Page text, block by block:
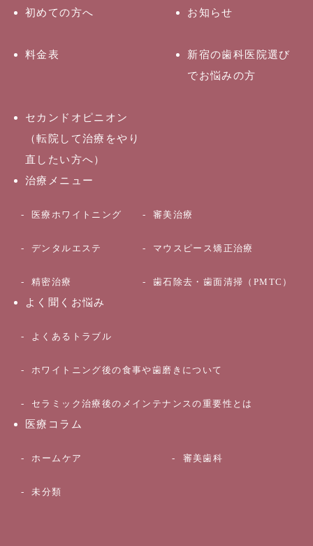
初めての方へ お知らせ
料金表
新宿の歯科医院選び
でお悩みの方
セカンドオピニオン
（転院して治療をやり
直したい方へ）
治療メニュー
医療ホワイトニング 審美治療
デンタルエステ マウスピース矯正治療
精密治療 歯石除去・歯面清掃（PMTC）
よく聞くお悩み
よくあるトラブル
ホワイトニング後の食事や歯磨きについて
セラミック治療後のメインテナンスの重要性とは
医療コラム
ホームケア 審美歯科
未分類